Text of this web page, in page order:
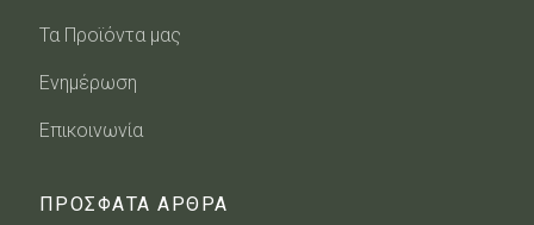
Τα Προϊόντα μας
Ενημέρωση
Επικοινωνία
ΠΡΟΣΦΑΤΑ ΑΡΘΡΑ